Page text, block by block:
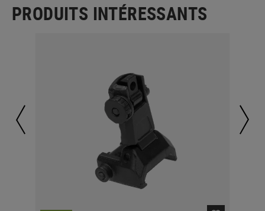
PRODUITS INTÉRESSANTS